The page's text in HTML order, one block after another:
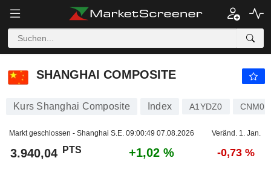
SHANGHAI COMPOSITE
SHANGHAI COMPOSITE
Kurs Shanghai Composite Index A1YDZ0
Markt geschlossen - Shanghai S.E. 09:00:49 07.08.2026 Veränd. 1. Jan.
3.940,04 PTS +1,02 % -0,73 %